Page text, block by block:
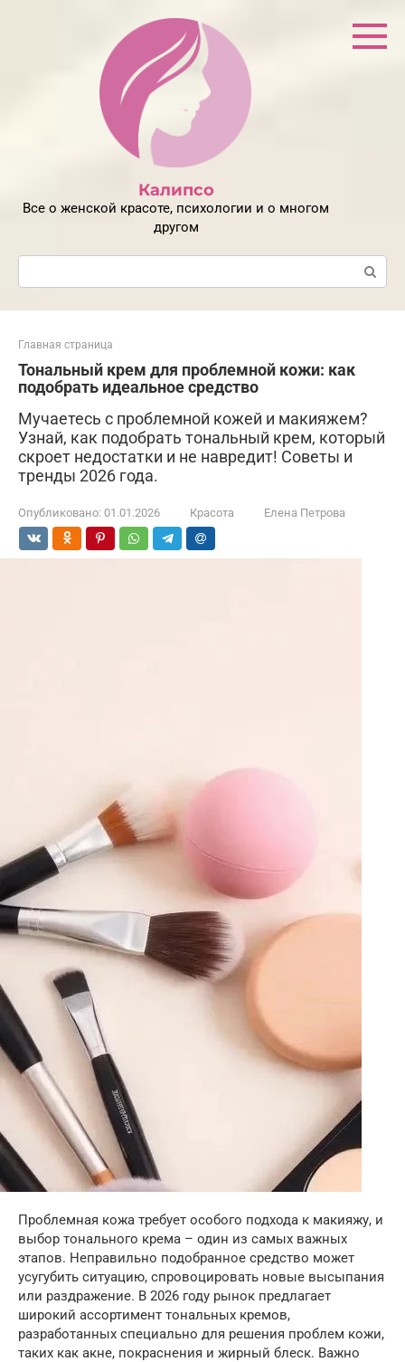
Калипсо
Все о женской красоте, психологии и о многом
другом
Поиск:
Главная страница
Тональный крем для проблемной кожи: как
подобрать идеальное средство
Мучаетесь с проблемной кожей и макияжем?
Узнай, как подобрать тональный крем, который
скроет недостатки и не навредит! Советы и
тренды 2026 года.
Опубликовано: 01.01.2026 Красота Елена Петрова
Проблемная кожа требует особого подхода к макияжу, и
выбор тонального крема – один из самых важных
этапов. Неправильно подобранное средство может
усугубить ситуацию, спровоцировать новые высыпания
или раздражение. В 2026 году рынок предлагает
широкий ассортимент тональных кремов,
разработанных специально для решения проблем кожи,
таких как акне, покраснения и жирный блеск. Важно